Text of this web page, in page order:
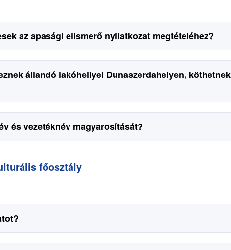
az apasági elismerő nyilatkozat megtételéhez?
állandó lakóhellyel Dunaszerdahelyen, köthetnek
és vezetéknév magyarosítását?
főosztály